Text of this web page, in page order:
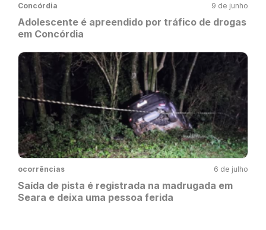
Concórdia 9 de junho
Adolescente é apreendido por tráfico de drogas
em Concórdia
ocorrências 6 de julho
Saída de pista é registrada na madrugada em
Seara e deixa uma pessoa ferida